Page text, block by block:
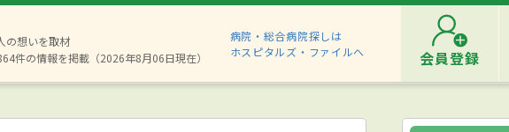
の想いを取材
件の情報を掲載（2026年8月06日現在）
病院・総合病院探しは
ホスピタルズ・ファイルへ
会員登録